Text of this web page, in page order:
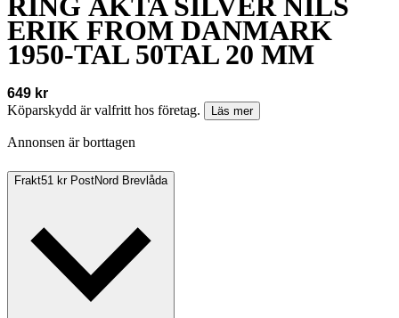
ERIK FROM DANMARK
1950-TAL 50TAL 20 MM
649 kr
Köparskydd är valfritt hos företag.
Läs mer
Annonsen är borttagen
Frakt51 kr PostNord Brevlåda